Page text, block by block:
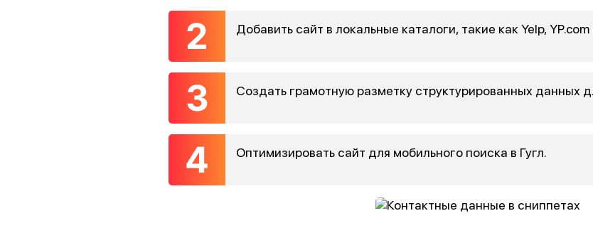
Добавить сайт в локальные каталоги, такие как Yelp, YP.com
Создать грамотную разметку структурированных данных
Оптимизировать сайт для мобильного поиска в Гугл.